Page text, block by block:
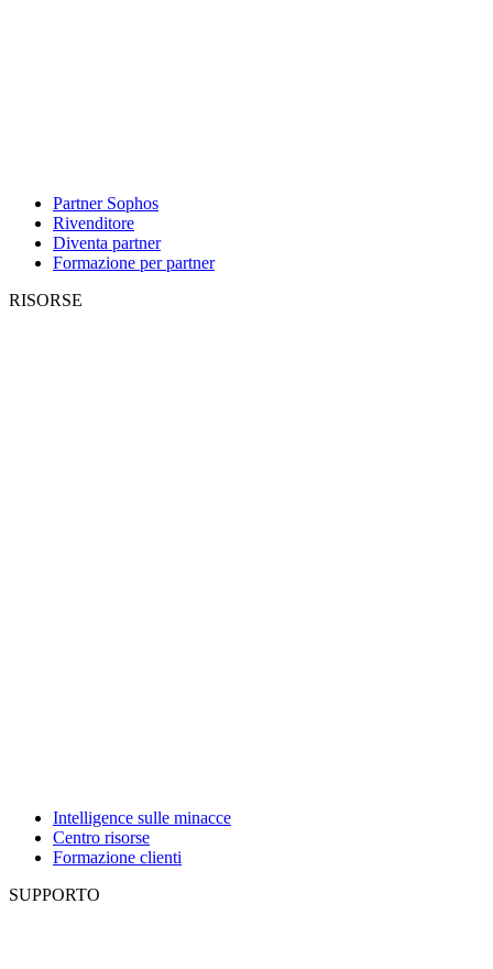
Partner Sophos
Rivenditore
Diventa partner
Formazione per partner
RISORSE
Intelligence sulle minacce
Centro risorse
Formazione clienti
SUPPORTO